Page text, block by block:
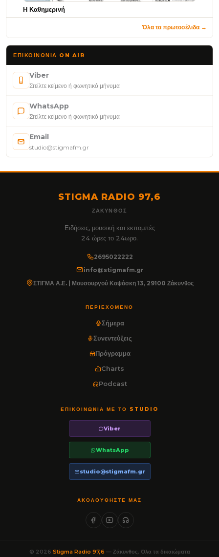
Η Καθημερινή
Όλα τα πρωτοσέλιδα →
ΕΠΙΚΟΙΝΩΝΊΑ ON AIR
Viber
Στείλτε κείμενο ή φωνητικό μήνυμα
WhatsApp
Στείλτε κείμενο ή φωνητικό μήνυμα
Email
studio@stigmafm.gr
STIGMA RADIO 97,6
ΖΆΚΥΝΘΟΣ
Ειδήσεις, μουσική και εκπομπές
24 ώρες το 24ωρο.
2695022222
info@stigmafm.gr
ΣΤΙΓΜΑ Α.Ε. | Μουσουργού Καψάσκη 13, 29100 Ζάκυνθος
ΠΕΡΙΕΧΌΜΕΝΟ
Σήμερα
Συνεντεύξεις
Πρόγραμμα
Charts
Podcast
ΕΠΙΚΟΙΝΩΝΊΑ ΜΕ ΤΟ STUDIO
Viber
WhatsApp
studio@stigmafm.gr
ΑΚΟΛΟΥΘΉΣΤΕ ΜΑΣ
© 2026 Stigma Radio 97,6 — Ζάκυνθος. Όλα τα δικαιώματα